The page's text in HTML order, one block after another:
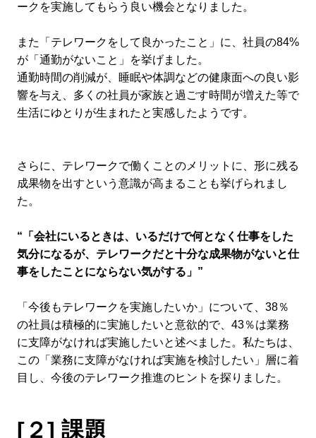
ークを実施してもらう良い機会となりました。
また「テレワークをして良かったこと」に、社員の84%
が「通勤がないこと」を挙げました。
通勤時間の削減が、睡眠や体調などの健康面への良い影
響を与え、多くの社員が家族と過ごす時間が増えた等で
生活にゆとりが生まれたと実感したようです。
さらに、テレワークで働くことのメリットに、形に残る
成果物を出すという意識が高まることも挙げられまし
た。
“「会社にいるときは、いるだけで何となく仕事をした
気分になるが、テレワークだと十分な成果物がないと仕
事をしたことにならない気がする」”
「今後もテレワークを実施したいか」について、38％
の社員は積極的に実施したいと意欲的で、43％は業務
に支障がなければ実施したいと述べました。私たちは、
この「業務に支障がなければ実施を検討したい」層に着
目し、今後のテレワーク推進のヒントを探りました。
[２] 課題